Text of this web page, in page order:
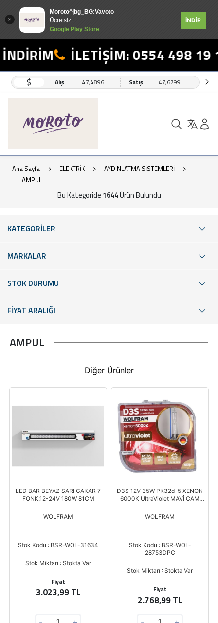
Moroto^|bg_BG:Vavoto
Ücretsiz
Google Play Store
İNDİR
İLETİŞİM: 0554 498 19 17
$ Alış 47,4896 Satış 47,6799
Ana Sayfa ELEKTRİK
AYDINLATMA SİSTEMLERİ
AMPUL
Bu Kategoride 1644Ürün Bulundu
KATEGORİLER
MARKALAR
STOK DURUMU
FİYAT ARALIĞI
AMPUL
Diğer Ürünler
LED BAR BEYAZ SARI CAKAR 7
FONK.12-24V 180W 81CM
WOLFRAM
Stok Kodu : BSR-WOL-31634
Stok Miktarı : Stokta Var
Fiyat
3.023,99 TL
D3S 12V 35W PK32d-5 XENON
6000K UltraViolet MAVİ CAM
WOLFRAM
Stok Kodu : BSR-WOL-
28753DPC
Stok Miktarı : Stokta Var
Fiyat
2.768,99 TL